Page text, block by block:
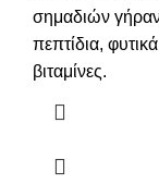
σημαδιών
πεπτίδια,
βιταμίνες.